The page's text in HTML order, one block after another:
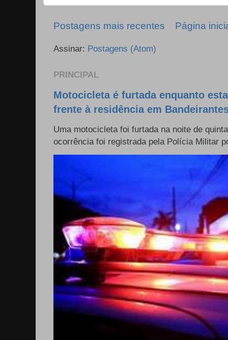
Postagens mais recentes Página
Assinar: Postagens (Atom)
PRINCIPAL
Motocicleta é furtada enquanto
frente à residência em
Uma motocicleta foi furtada na noite de
ocorrência foi registrada pela Polícia Militar